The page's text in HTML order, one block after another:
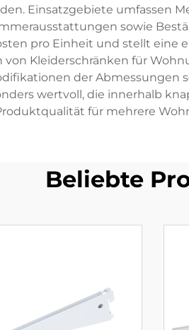
Einsatzgebiete umfassen
sowie
pro Einheit und stellt
von Kleiderschränken für
der
wertvoll, die innerhalb
für mehrere
Beliebte